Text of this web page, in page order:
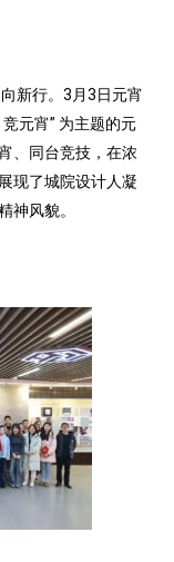
新行。3月3日元宵
元宵” 为主题的元
、同台竞技，在浓
现了城院设计人凝
神风貌。